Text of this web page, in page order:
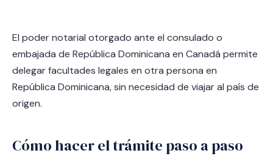
El poder notarial otorgado ante el consulado o
embajada de República Dominicana en Canadá permite
delegar facultades legales en otra persona en
República Dominicana, sin necesidad de viajar al país de
origen.
Cómo hacer el trámite paso a paso